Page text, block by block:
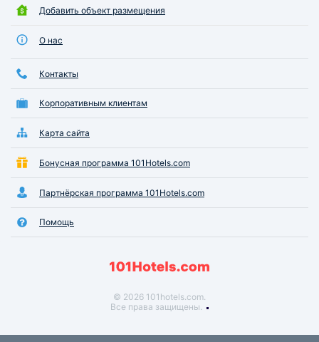
Добавить объект размещения
О нас
Контакты
Корпоративным клиентам
Карта сайта
Бонусная программа 101Hotels.com
Партнёрская программа 101Hotels.com
Помощь
© 2026 101hotels.com.
Все права защищены.